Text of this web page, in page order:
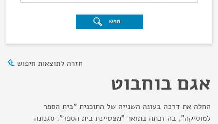
חפש
חזרה לתוצאות חיפוש
אגם בוחבוט
החלה את דרכה בעונה השנייה של התוכנית "בית הספר
למוסיקה", בה זכתה בתואר "מצטיינת בית הספר". סגנונה